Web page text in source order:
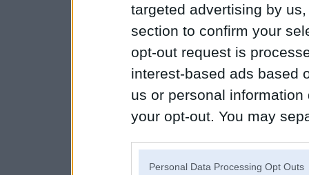
targeted advertising by
section to confirm your
opt-out request is
interest-based ads based
us or personal
your opt-out. You may
Personal Data Processing Opt Outs